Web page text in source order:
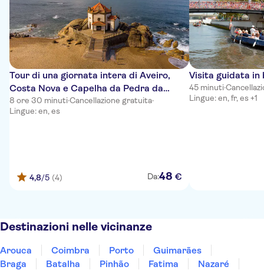
Tour di una giornata intera di Aveiro,
Costa Nova e Capelha da Pedra da
Porto
8 ore 30 minuti·Cancellazione gratuita·
Lingue: en, es
4,8/5 (4) Da:48 €
Visita guidata in
45 minuti·
Lingue: en, fr, es +1
Destinazioni nelle vicinanze
Arouca Coimbra Porto
Guimarães
Braga
Batalha Pinhão Fatima
Nazaré